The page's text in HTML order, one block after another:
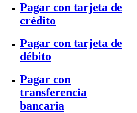
Pagar con tarjeta de
crédito
Pagar con tarjeta de
débito
Pagar con
transferencia
bancaria